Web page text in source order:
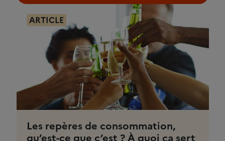
ARTICLE
Les repères de consommation,